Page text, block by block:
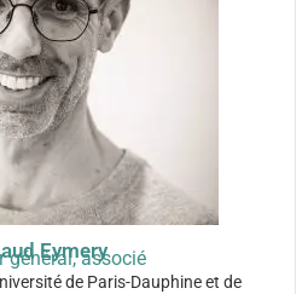
Eymery
général, associé
de Paris-Dauphine et de